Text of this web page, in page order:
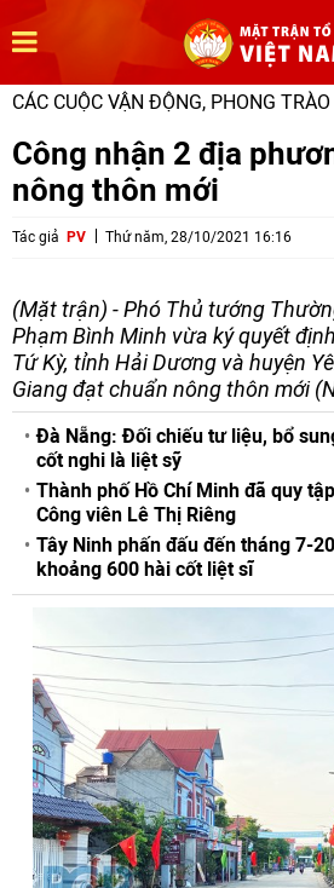
CÁC CUỘC VẬN ĐỘNG, PHONG
Công nhận 2 địa
nông thôn mới
Tác giả PV Thứ năm, 28/10/2021 16:16
(Mặt trận) - Phó Thủ tướng
Phạm Bình Minh vừa ký quyết
Tứ Kỳ, tỉnh Hải Dương và huyện
Giang đạt chuẩn nông thôn mới
Đà Nẵng: Đối chiếu tư liệu, bổ
cốt nghi là liệt sỹ
Thành phố Hồ Chí Minh đã quy
Công viên Lê Thị Riêng
Tây Ninh phấn đấu đến tháng 7-
khoảng 600 hài cốt liệt sĩ